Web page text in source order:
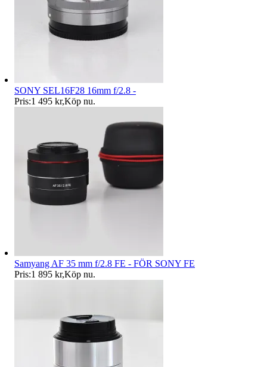
SONY SEL16F28 16mm f/2.8 -
Pris:1 495 kr,Köp nu.
Samyang AF 35 mm f/2.8 FE - FÖR SONY FE
Pris:1 895 kr,Köp nu.